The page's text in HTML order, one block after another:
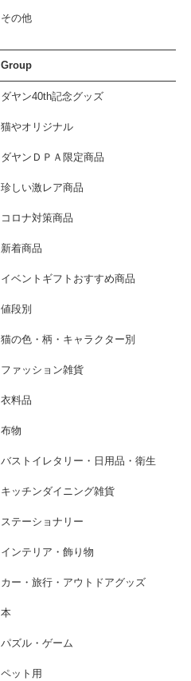
その他
Group
ダヤン40th記念グッズ
猫やオリジナル
ダヤンＤＰＡ限定商品
珍しい激レア商品
コロナ対策商品
新着商品
イベントギフトおすすめ商品
値段別
猫の色・柄・キャラクター別
ファッション雑貨
衣料品
布物
バストイレタリー・日用品・衛生
キッチンダイニング雑貨
ステーショナリー
インテリア・飾り物
カー・旅行・アウトドアグッズ
本
パズル・ゲーム
ペット用